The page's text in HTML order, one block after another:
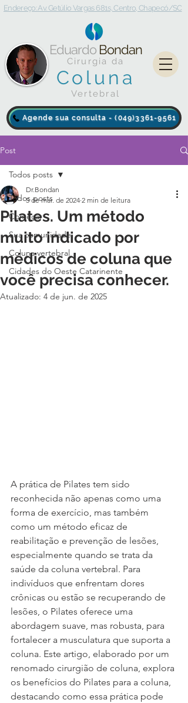
Agende sua consulta - (049)3361-9561
Eduardo Bondan
Cirurgia da
Coluna
Vertebral
Endereço: Av. Getúlio Vargas 681s, Centro, Chapecó/SC
Post
Todos posts
Começar
Sua comunidade
Coluna vertebral
Cidades do Oeste Catarinente
Todos posts
Pilates. Um método
muito indicado por
médicos de coluna que
você precisa conhecer.
Dr.Bondan
5 de mai. de 2024 2 min de leitura
Atualizado: 4 de jun. de 2025
A prática de Pilates tem sido
reconhecida não apenas como uma
forma de exercício, mas também
como um método eficaz de
reabilitação e prevenção de lesões,
especialmente quando se trata da
saúde da coluna vertebral. Para
indivíduos que enfrentam dores
crônicas ou estão se recuperando de
lesões, o Pilates oferece uma
abordagem suave, mas robusta, para
fortalecer a musculatura que suporta a
coluna. Este artigo, elaborado por um
renomado cirurgião de coluna, explora
os benefícios do Pilates para a coluna,
destacando como essa prática pode